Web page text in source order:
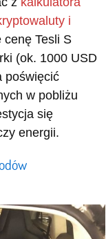
i
cenę Tesli S
(ok. 1000 USD
poświęcić
w pobliżu
się
energii.